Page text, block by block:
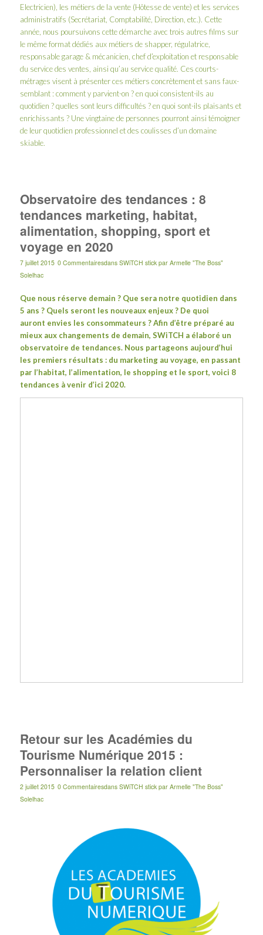
Electricien), les métiers de la vente (Hôtesse de vente) et les services
administratifs (Secrétariat, Comptabilité, Direction, etc.). Cette
année, nous poursuivons cette démarche avec trois autres films sur
le même format dédiés aux métiers de shapper, régulatrice,
responsable garage & mécanicien, chef d’exploitation et responsable
du service des ventes, ainsi qu’au service qualité. Ces courts-
métrages visent à présenter ces métiers concrètement et sans faux-
semblant : comment y parvient-on ? en quoi consistent-ils au
quotidien ? quelles sont leurs difficultés ? en quoi sont-ils plaisants et
enrichissants ? Une vingtaine de personnes pourront ainsi témoigner
de leur quotidien professionnel et des coulisses d’un domaine
skiable.
Observatoire des tendances : 8
tendances marketing, habitat,
alimentation, shopping, sport et
voyage en 2020
7 juillet 2015 0 Commentairesdans SWiTCH stick par Armelle "The Boss"
Solelhac
Que nous réserve demain ? Que sera notre quotidien dans
5 ans ? Quels seront les nouveaux enjeux ? De quoi
auront envies les consommateurs ? Afin d’être préparé au
mieux aux changements de demain, SWiTCH a élaboré un
observatoire de tendances. Nous partageons aujourd’hui
les premiers résultats : du marketing au voyage, en passant
par l’habitat, l’alimentation, le shopping et le sport, voici 8
tendances à venir d’ici 2020.
Retour sur les Académies du
Tourisme Numérique 2015 :
Personnaliser la relation client
2 juillet 2015 0 Commentairesdans SWiTCH stick par Armelle "The Boss"
Solelhac